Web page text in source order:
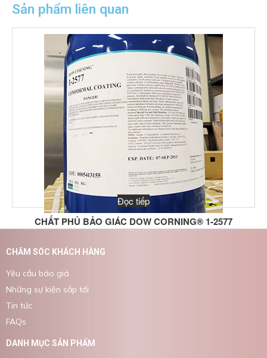
Sản phẩm liên quan
CHẤT PHỦ BẢO GIÁC DOW CORNING® 1-2577
Đọc tiếp
CHĂM SÓC KHÁCH HÀNG
Yêu cầu báo giá
Những sự kiện sắp tới
Tin tức
FAQs
DANH MỤC SẢN PHẨM